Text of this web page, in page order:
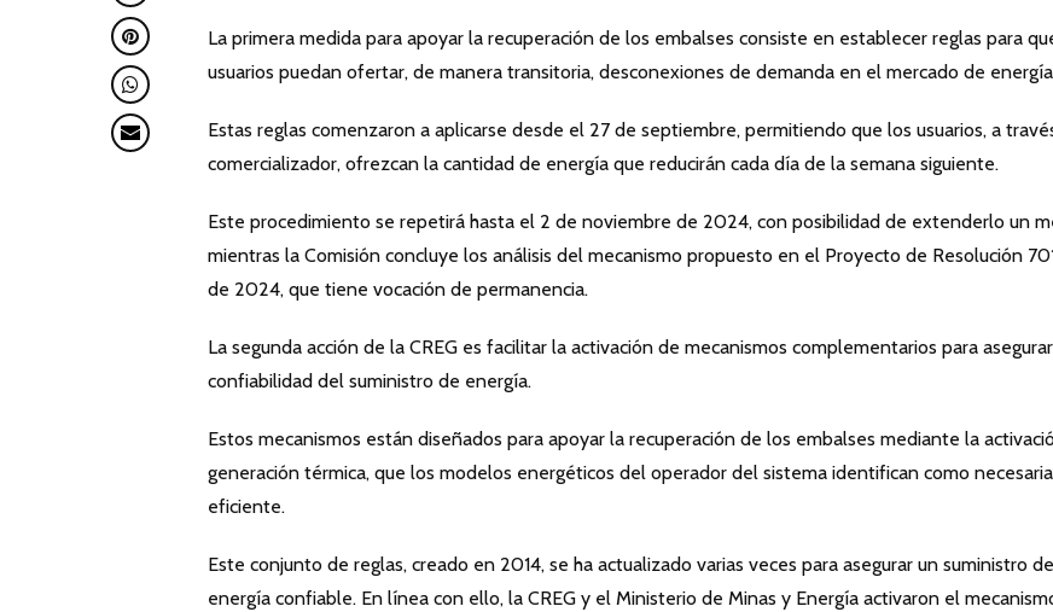
La primera medida para apoyar la recuperación de los embalses consiste en establecer reglas para
usuarios puedan ofertar, de manera transitoria, desconexiones de demanda en el mercado de
Estas reglas comenzaron a aplicarse desde el 27 de septiembre, permitiendo que los usuarios, a
comercializador, ofrezcan la cantidad de energía que reducirán cada día de la semana siguiente.
Este procedimiento se repetirá hasta el 2 de noviembre de 2024, con posibilidad de extenderlo un
mientras la Comisión concluye los análisis del mecanismo propuesto en el Proyecto de Resolución
de 2024, que tiene vocación de permanencia.
La segunda acción de la CREG es facilitar la activación de mecanismos complementarios para
confiabilidad del suministro de energía.
Estos mecanismos están diseñados para apoyar la recuperación de los embalses mediante la
generación térmica, que los modelos energéticos del operador del sistema identifican como
eficiente.
Este conjunto de reglas, creado en 2014, se ha actualizado varias veces para asegurar un suministro de
energía confiable. En línea con ello, la CREG y el Ministerio de Minas y Energía activaron el